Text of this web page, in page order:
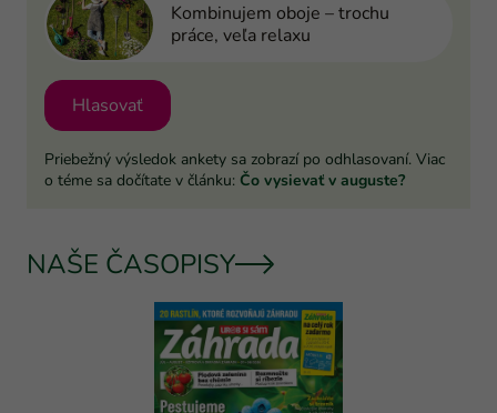
Kombinujem oboje – trochu
práce, veľa relaxu
Hlasovať
Priebežný výsledok ankety sa zobrazí po odhlasovaní. Viac
o téme sa dočítate v článku: Čo vysievať v auguste?
NAŠE ČASOPISY